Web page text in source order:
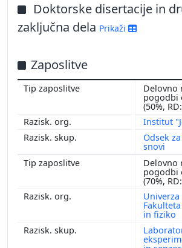
Doktorske disertacije in
zaključna dela Prikaži
Zaposlitve
Delovno
pogodbi
(50%,
Institut
Odsek
snovi
Delovno
pogodbi
(70%,
in fiziko